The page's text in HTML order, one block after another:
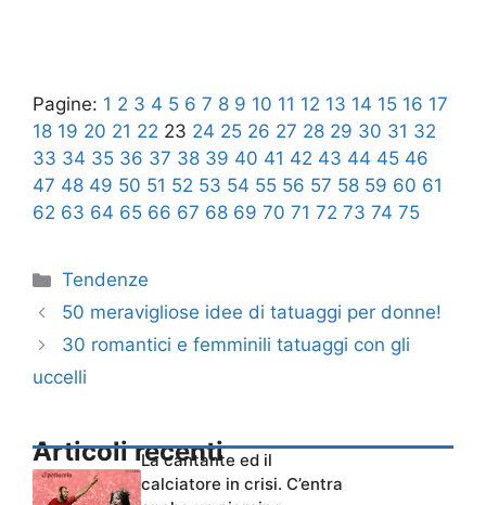
Pagine: 1 2 3 4 5 6 7 8 9 10 11 12 13 14 15 16 17
18 19 20 21 22 23 24 25 26 27 28 29 30 31 32
33 34 35 36 37 38 39 40 41 42 43 44 45 46
47 48 49 50 51 52 53 54 55 56 57 58 59 60 61
62 63 64 65 66 67 68 69 70 71 72 73 74 75
Categorie
Tendenze
50 meravigliose idee di tatuaggi per donne!
30 romantici e femminili tatuaggi con gli
uccelli
Articoli recenti
La cantante ed il
calciatore in crisi. C’entra